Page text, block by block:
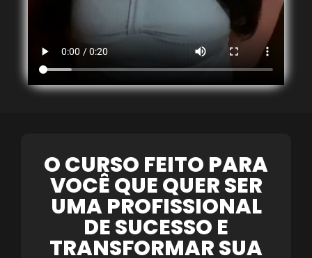
O CURSO FEITO PARA
VOCÊ QUE QUER SER
UMA PROFISSIONAL
DE SUCESSO E
TRANSFORMAR SUA